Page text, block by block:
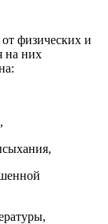
физических и
на них